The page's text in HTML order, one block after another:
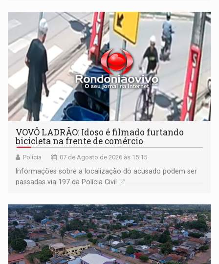
VOVÔ LADRÃO: Idoso é filmado furtando
bicicleta na frente de comércio
Polícia 07 de Agosto de 2026 às 15:15
Informações sobre a localização do acusado podem ser
passadas via 197 da Polícia Civil